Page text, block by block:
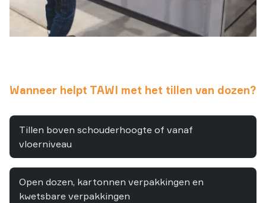
Wanneer helpt TAWI met het tillen van dozen?
Tillen boven schouderhoogte of vanaf
vloerniveau
Open dozen, kartonnen verpakkingen en
kwetsbare verpakkingen